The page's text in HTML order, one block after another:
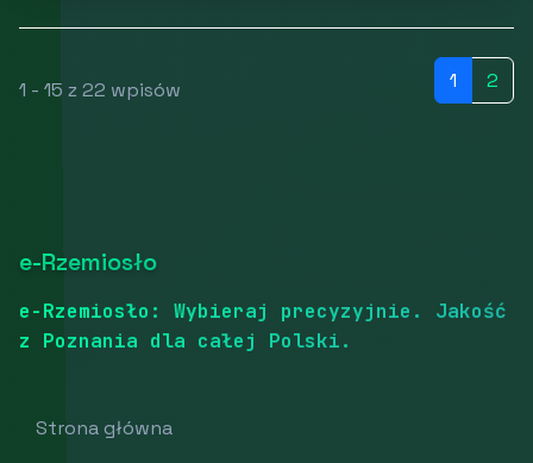
1 - 15 z 22 wpisów 1 2
e-Rzemiosło
e-Rzemiosło: Wybieraj precyzyjnie. Jakość
z Poznania dla całej Polski.
Strona główna